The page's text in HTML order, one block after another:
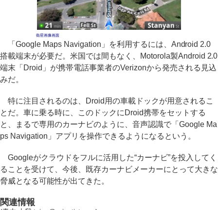
衛星画像画面
「Google Maps Navigation」を利用するには、Android 2.0
搭載端末が必要だ。米国では間もなく、Motorola製Android 2.0
端末「Droid」が携帯電話事業者のVerizonから発売される見込
みだ。
特に注目されるのは、Droid用の車載ドックが用意されるこ
とだ。車に乗る時に、このドックにDroid携帯をセットする
と、まるで専用のカーナビのように、音声認識で「Google Ma
ps Navigation」アプリを操作できるようになるという。
Googleがクラウドをフルに活用した“カーナビ”を投入してく
ることを受けて、今後、既存カーナビメーカーにとって大きな
脅威となる可能性が出てきた。
関連情報